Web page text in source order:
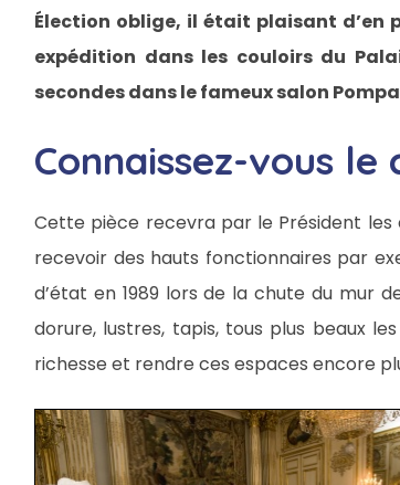
Élection oblige, il était plaisant d’en
expédition dans les couloirs du
secondes dans le fameux salon
Connaissez-vous
Cette pièce recevra par le Président
recevoir des hauts fonctionnaires par
d’état en 1989 lors de la chute du mur
dorure, lustres, tapis, tous plus beaux
richesse et rendre ces espaces encore